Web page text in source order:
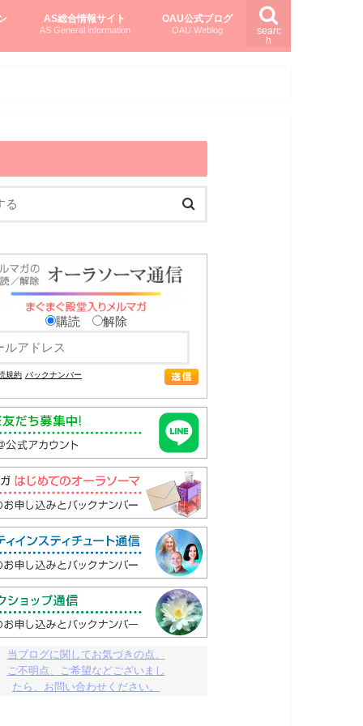
searc
h
AS総合情報サイト
AS General information
OAU公式ブログ
OAU Weblog
購読 解除
規約 バックナンバー
当ブログに関してお気づきの点、
ご不明点、ご希望などございまし
たら、お問い合わせください。